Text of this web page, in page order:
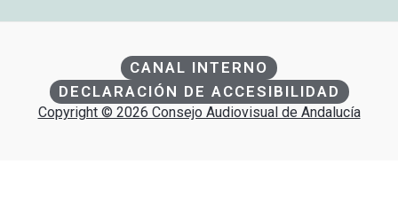
CANAL INTERNO
DECLARACIÓN DE ACCESIBILIDAD
Copyright © 2026 Consejo Audiovisual de Andalucía